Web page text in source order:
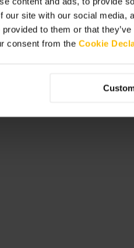
our site with our social
provided to them or that
consent from the Cookie
a previsão do tempo e
opte por chegar cedo. Há cafés
park